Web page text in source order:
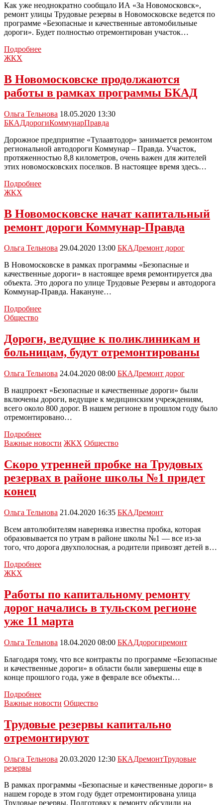
Как уже неоднократно сообщало ИА «За Новомосковск»,
ремонт улицы Трудовые резервы в Новомосковске ведется по
программе «Безопасные и качественные автомобильные
дороги». Будет полностью отремонтирован участок…
ПодробнееНа
резервы
начали
столбы
освещения
ЖКХ
В Новомосковске продолжаются
работы в рамках программы БКАД
Ольга Тельнова 18.05.2020 13:30
БКАДдорогиКоммунарПравда
Дорожное предприятие «Тулаавтодор» занимается ремонтом
региональной автодороги Коммунар – Правда. Участок,
протяженностью 8,8 километров, очень важен для жителей
этих новомосковских поселков. В настоящее время здесь…
ПодробнееВ
в
рамках
БКАД
ЖКХ
В Новомосковске начат капитальный
ремонт дороги Коммунар-Правда
Ольга Тельнова 29.04.2020 13:00 БКАДремонт дорог
В Новомосковске в рамках программы «Безопасные и
качественные дороги» в настоящее время ремонтируется два
объекта. Это дорога по улице Трудовые Резервы и автодорога
Коммунар-Правда. Накануне…
ПодробнееВ
капитальный
ремонт
дороги
Правда
Общество
Дороги, ведущие к поликлиникам и
больницам, будут отремонтированы
Ольга Тельнова 24.04.2020 08:00 БКАДремонт дорог
В нацпроект «Безопасные и качественные дороги» были
включены дороги, ведущие к медицинским учреждениям,
всего около 800 дорог. В нашем регионе в прошлом году было
отремонтировано…
ПодробнееДороги,
ведущие
поликлиникам
и
больницам,
Важные новости ЖКХ Общество
Скоро утренней пробке на Трудовых
резервах в районе школы №1 придет
конец
Ольга Тельнова 21.04.2020 16:35 БКАДремонт
Всем автолюбителям наверняка известна пробка, которая
образовывается по утрам в районе школы №1 — все из-за
того, что дорога двухполосная, а родители привозят детей в…
ПодробнееСкоро
Трудовых
резервах
районе
№1
конец
ЖКХ
Работы по капитальному ремонту
дорог начались в тульском регионе
уже 11 марта
Ольга Тельнова 18.04.2020 08:00 БКАДдорогиремонт
Благодаря тому, что все контракты по программе «Безопасные
и качественные дороги» в области были завершены еще в
конце прошлого года, уже в феврале все объекты…
ПодробнееРаботы
по
дорог
начались
тульском
регионе
11
марта
Важные новости Общество
Трудовые резервы капитально
отремонтируют
Ольга Тельнова 20.03.2020 12:30 БКАДремонтТрудовые
резервы
В рамках программы «Безопасные и качественные дороги» в
нашем городе в этом году будет отремонтирована улица
Трудовые резервы. Подготовку к ремонту обсудили на